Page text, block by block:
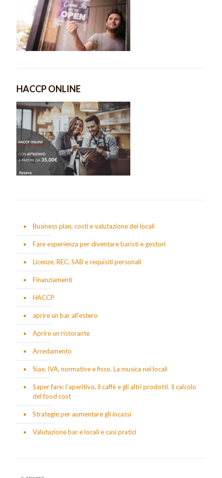
HACCP ONLINE
Business plan, costi e valutazione dei locali
Fare esperienza per diventare baristi e gestori
Licenze, REC, SAB e requisiti personali
Finanziamenti
HACCP
aprire un bar all’estero
Aprire un ristorante
Arredamento
Siae, IVA, normative e fisco. La musica nei locali
Saper fare: l’aperitivo, il caffè e gli altri prodotti. Il calcolo
del food cost
Strategie per aumentare gli incassi
Valutazione bar e locali e casi pratici